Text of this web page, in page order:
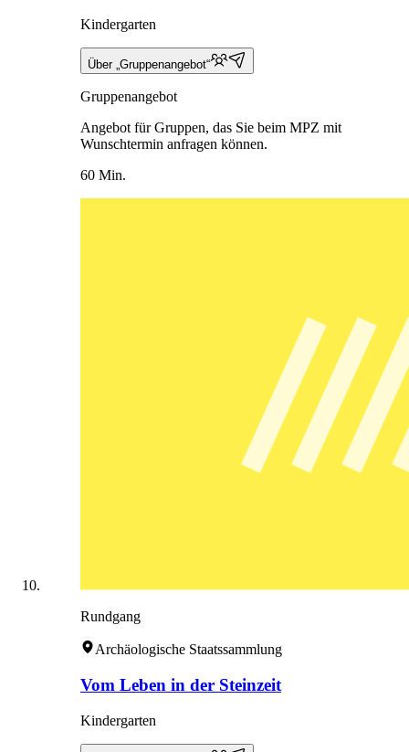
Kindergarten
Über „Gruppenangebot“
Gruppenangebot
Angebot für Gruppen, das Sie beim MPZ mit
Wunschtermin anfragen können.
60 Min.
Rundgang
Archäologische Staatssammlung
Vom Leben in der Steinzeit
Kindergarten